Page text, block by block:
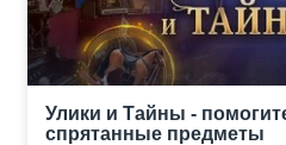
Улики и Тайны -
спрятанные предметы